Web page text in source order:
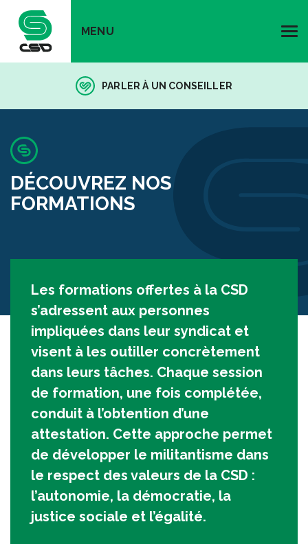
MENU
PARLER À UN CONSEILLER
DÉCOUVREZ NOS
FORMATIONS
Les formations offertes à la CSD
s’adressent aux personnes
impliquées dans leur syndicat et
visent à les outiller concrètement
dans leurs tâches. Chaque session
de formation, une fois complétée,
conduit à l’obtention d’une
attestation. Cette approche permet
de développer le militantisme dans
le respect des valeurs de la CSD :
l’autonomie, la démocratie, la
justice sociale et l’égalité.